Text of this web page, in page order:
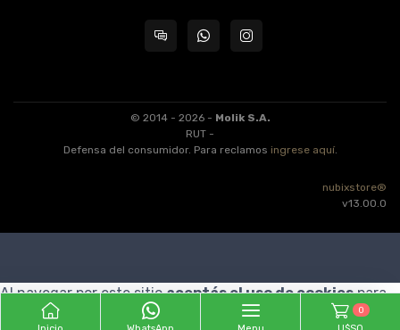
© 2014 - 2026 - Molik S.A.
RUT -
Defensa del consumidor. Para reclamos ingrese aquí.
nubixstore®
v13.00.0
0
Al navegar por este sitioaceptás el uso de cookiespara
agilizar tu experiencia de compra.
ENTENDIDO